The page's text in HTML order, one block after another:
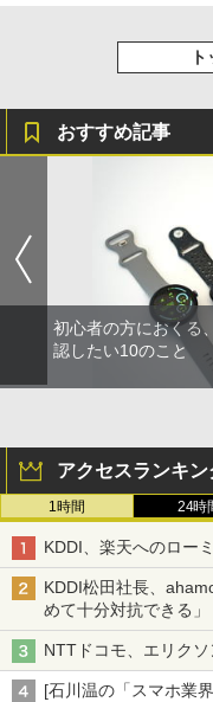
おすすめ記事
初心者の方におくる
認したい10のこと
アクセスランキン
1時間 24時
KDDI、楽天へのロー
KDDI松田社長、
めて十分対抗できる」
NTTドコモ、エリク
[石川温の「スマホ業